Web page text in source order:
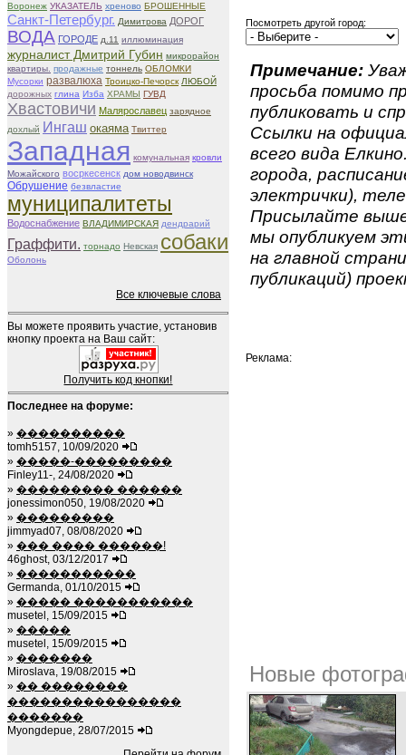
Воронеж УКАЗАТЕЛЬ хреново БРОШЕННЫЕ
Санкт-Петербург. Димитрова ДОРОГ
ВОДА ГОРОДЕ д.11 иллюминация
журналист Дмитрий Губин микрорайон
квартиры. продажные тоннель ОБЛОМКИ
Мусорки развалюха Троицко-Печорск ЛЮБОЙ
дорожных глина Изба ХРАМЫ ГУВД
Хвастовичи Малярославец зарядное
дохлый Ингаш окаяма Твиттер
Западная комунальная кровли
Можайского восркесенск дом новодвинск
Обрушение безвластие
муниципалитеты
Водоснабжение ВЛАДИМИРСКАЯ дендрарий
Граффити. торнадо Невская собаки
Оболонь
Все ключевые слова
Вы можете проявить участие, установив
кнопку проекта на Ваш сайт:
Получить код кнопки!
Последнее на форуме:
» ����������
tomh5157, 10/09/2020
» �����-���������
Finley11-, 24/08/2020
» ��������� ������
jonessimon050, 19/08/2020
» ���������
jimmyad07, 08/08/2020
» ��� ���� ������!
46ghost, 03/12/2017
» �����������
Germanda, 01/10/2015
» ����� �����������
musetel, 15/09/2015
» �����
musetel, 15/09/2015
» �������
Miroslava, 19/08/2015
» �� ��������
����������������
�������
Myongdepue, 28/07/2015
Посмотреть другой город:
Примечание:
просьба помимо
публиковать и
Ссылки на
всего вида
города,
электрички),
Присылайте
мы опубликуем
на главной
публикаций)
Реклама:
Новые